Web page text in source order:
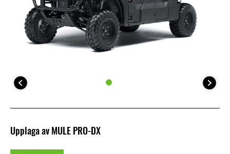
Upplaga av MULE PRO-DX